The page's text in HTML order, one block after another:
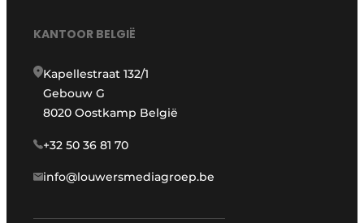
KANTOOR BELGIË
Kapellestraat 132/1
Gebouw G
8020 Oostkamp België
+32 50 36 81 70
info@louwersmediagroep.be